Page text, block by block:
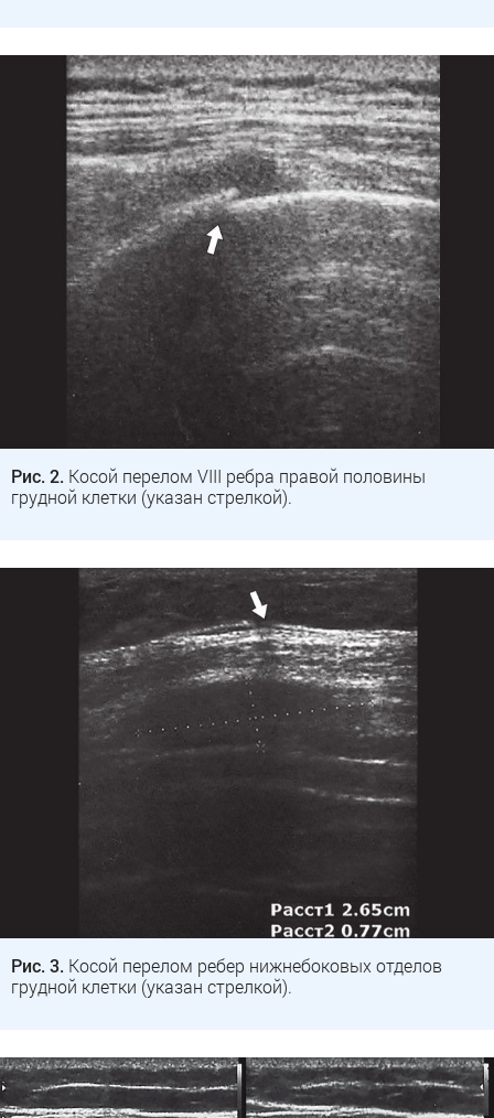
Рис. 2. Косой перелом VIII ребра правой половины
грудной клетки (указан стрелкой).
Рис. 3. Косой перелом ребер нижнебоковых отделов
грудной клетки (указан стрелкой).